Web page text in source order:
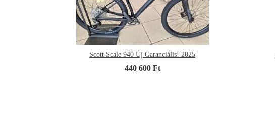
Scott Scale 940 Új Garanciális! 2025
440 600 Ft